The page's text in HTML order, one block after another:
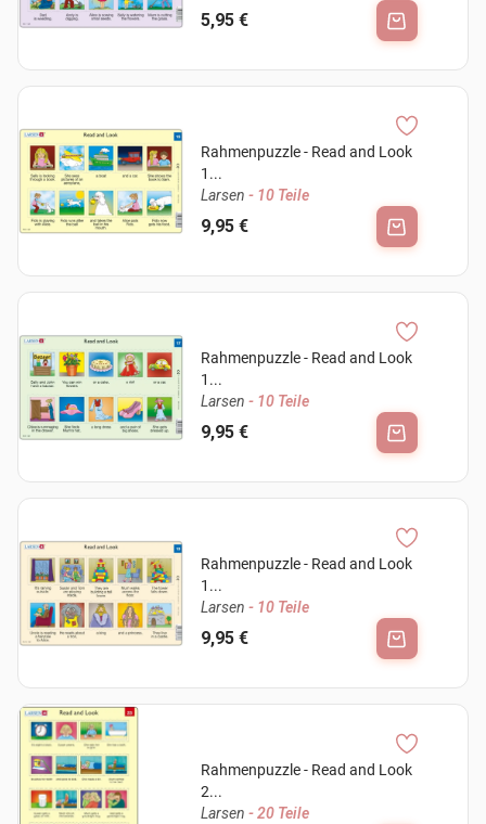
5,95 €
Rahmenpuzzle - Read and Look
1...
Larsen - 10 Teile
9,95 €
Rahmenpuzzle - Read and Look
1...
Larsen - 10 Teile
9,95 €
Rahmenpuzzle - Read and Look
1...
Larsen - 10 Teile
9,95 €
Rahmenpuzzle - Read and Look
2...
Larsen - 20 Teile